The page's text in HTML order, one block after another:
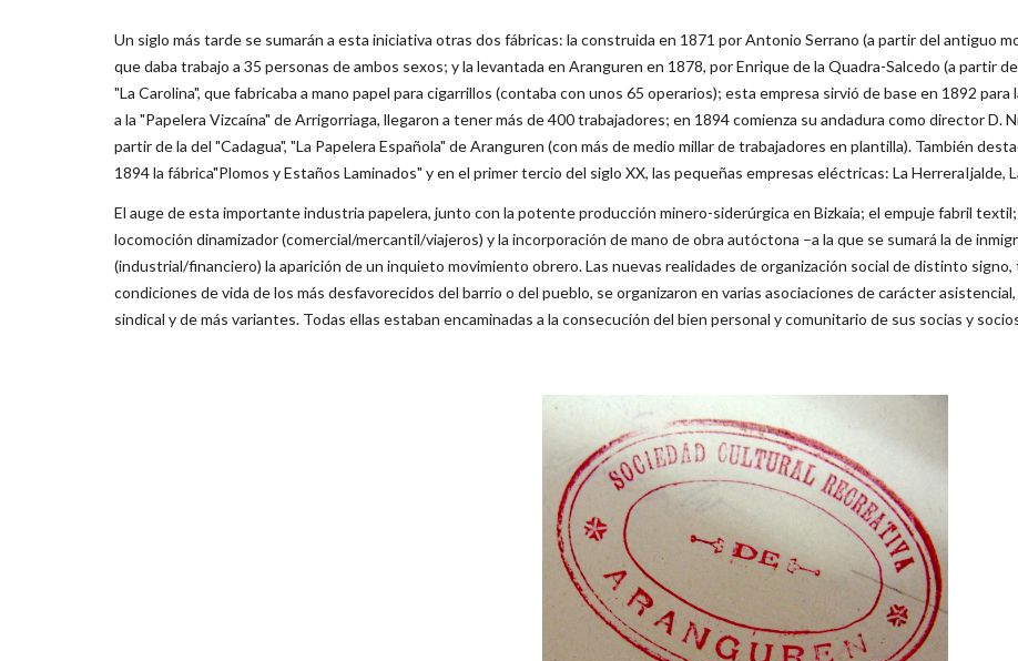
Un siglo más tarde se sumarán a esta iniciativa otras dos fábricas: la construida en 1871 por Antonio Serrano (a partir del antiguo
que daba trabajo a 35 personas de ambos sexos; y la levantada en Aranguren en 1878, por Enrique de la Quadra-Salcedo (a partir
"La Carolina", que fabricaba a mano papel para cigarrillos (contaba con unos 65 operarios); esta empresa sirvió de base en 1892
a la "Papelera Vizcaína" de Arrigorriaga, llegaron a tener más de 400 trabajadores; en 1894 comienza su andadura como director D.
partir de la del "Cadagua", "La Papelera Española" de Aranguren (con más de medio millar de trabajadores en plantilla). También
1894 la fábrica"Plomos y Estaños Laminados" y en el primer tercio del siglo XX, las pequeñas empresas eléctricas: La HerreraIjalde,
El auge de esta importante industria papelera, junto con la potente producción minero-siderúrgica en Bizkaia; el empuje fabril
locomoción dinamizador (comercial/mercantil/viajeros) y la incorporación de mano de obra autóctona –a la que se sumará la de
(industrial/financiero) la aparición de un inquieto movimiento obrero. Las nuevas realidades de organización social de distinto
condiciones de vida de los más desfavorecidos del barrio o del pueblo, se organizaron en varias asociaciones de carácter
sindical y de más variantes. Todas ellas estaban encaminadas a la consecución del bien personal y comunitario de sus socias y